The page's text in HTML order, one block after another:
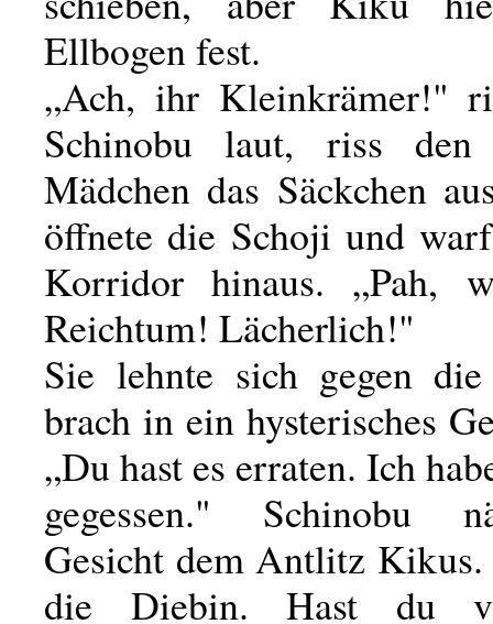
Ellbogen fest.
„Ach, ihr Kleinkrämer!"
Schinobu laut, riss den
Mädchen das Säckchen
öffnete die Schoji und
Korridor hinaus. „Pah,
Reichtum! Lächerlich!"
Sie lehnte sich gegen
brach in ein hysterisches
„Du hast es erraten. Ich
gegessen." Schinobu
Gesicht dem Antlitz Kikus.
die Diebin. Hast du